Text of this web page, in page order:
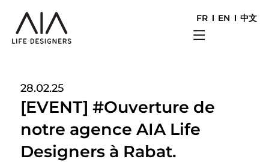
FR EN 中文
28.02.25
[EVENT] #Ouverture de
notre agence AIA Life
Designers à Rabat.